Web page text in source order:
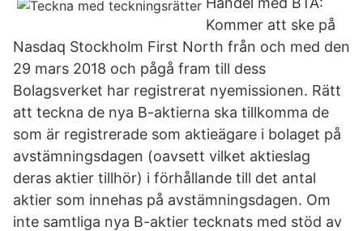
Kommer att ske på
Nasdaq Stockholm First North från och med den
29 mars 2018 och pågå fram till dess
Bolagsverket har registrerat nyemissionen. Rätt
att teckna de nya B-aktierna ska tillkomma de
som är registrerade som aktieägare i bolaget på
avstämningsdagen (oavsett vilket aktieslag
deras aktier tillhör) i förhållande till det antal
aktier som innehas på avstämningsdagen. Om
inte samtliga nya B-aktier tecknats med stöd av